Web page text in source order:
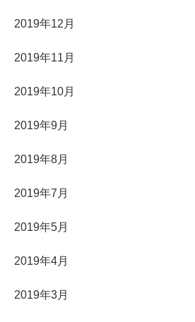
2019年12月
2019年11月
2019年10月
2019年9月
2019年8月
2019年7月
2019年5月
2019年4月
2019年3月